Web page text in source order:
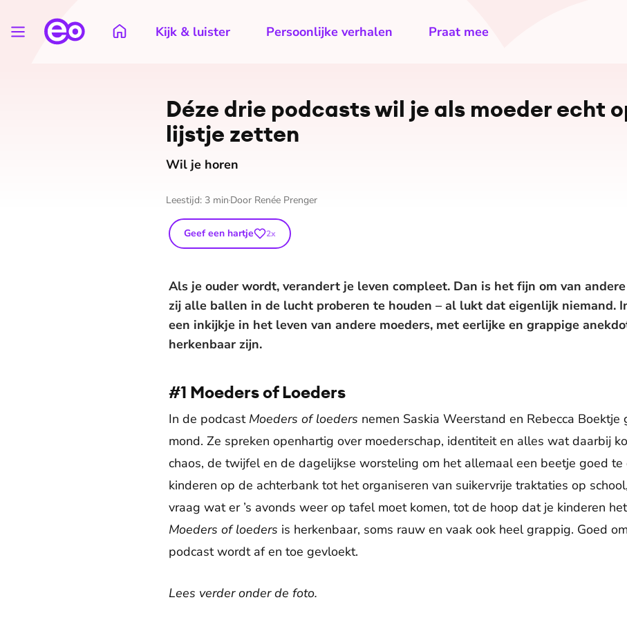
Kijk & luister Persoonlijke verhalen Praat mee
Déze drie podcasts wil je als moeder echt
lijst­je zetten
Wil je horen
Leestijd: 3 min Door Renée Prenger
Geef een hartje 2x
Als je ouder wordt, verandert je leven compleet. Dan is het fijn om van
zij alle ballen in de lucht proberen te houden – al lukt dat eigenlijk niemand.
een inkijkje in het leven van andere moeders, met eerlijke en grappige
herkenbaar zijn.
#1 Moeders of Loeders
In de podcast Moeders of loeders nemen Saskia Weerstand en Rebecca
mond. Ze spreken openhartig over moederschap, identiteit en alles wat daarbij
chaos, de twijfel en de dagelijkse worsteling om het allemaal een beetje goed te
kinderen op de achterbank tot het organiseren van suikervrije traktaties op
vraag wat er ’s avonds weer op tafel moet komen, tot de hoop dat je kinderen
Moeders of loeders is herkenbaar, soms rauw en vaak ook heel grappig. Goed
podcast wordt af en toe gevloekt.
Lees verder onder de foto.